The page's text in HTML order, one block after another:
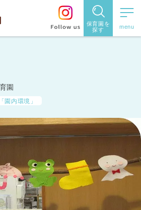
保育園を
探す
保育園を探す
名から探
す
都道府県
園
園内環境」